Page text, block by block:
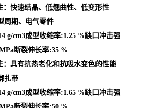
：快速结晶、低翘曲性、低变形性
周期、电气零件
g/cm3成型收缩率:1.25 %缺口冲击强
断裂伸长率:35 %
：具有抗热老化和抗吸水变色的性能
扎带
g/cm3成型收缩率:1.65 %缺口冲击强